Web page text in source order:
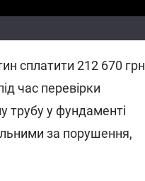
сплатити 212 670 грн
час перевірки
трубу у фундаменті
за порушення,